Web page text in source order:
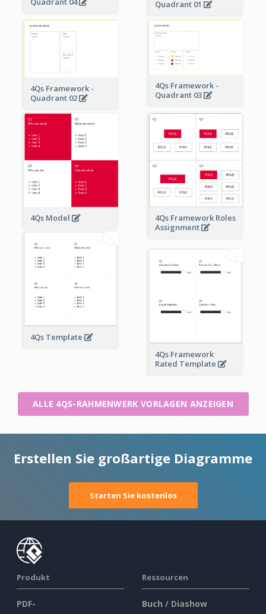
Quadrant 01
4Qs Framework -
Quadrant 02
4Qs Framework -
Quadrant 03
4Qs Model
4Qs Framework Roles
Assignment
4Qs Template
4Qs Framework
Rated Template
ALLE 4QS-RAHMENWERK VORLAGEN ANZEIGEN
Erstellen Sie großartige Diagramme
Starten Sie kostenlos
Produkt
PDF-
Ressourcen
Buch / Diashow